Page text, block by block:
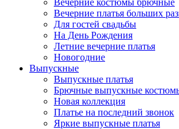
Вечерние костюмы брючные
Вечерние платья больших
Для гостей свадьбы
На День Рождения
Летние вечерние платья
Новогодние
Выпускные
Выпускные платья
Брючные выпускные
Новая коллекция
Платье на последний звонок
Яркие выпускные платья